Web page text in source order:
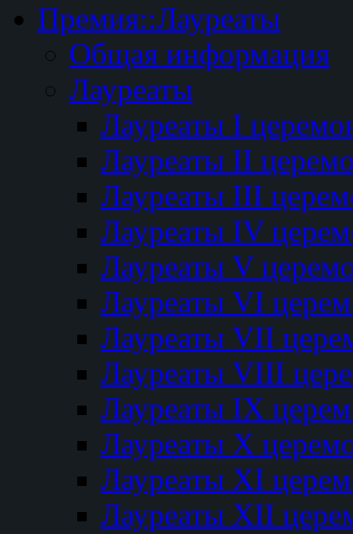
Премия::Лауреаты
Общая информация
Лауреаты
Лауреаты I
Лауреаты II
Лауреаты III
Лауреаты IV
Лауреаты V
Лауреаты VI
Лауреаты VII
Лауреаты VIII
Лауреаты IX
Лауреаты Х
Лауреаты XI
Лауреаты XII